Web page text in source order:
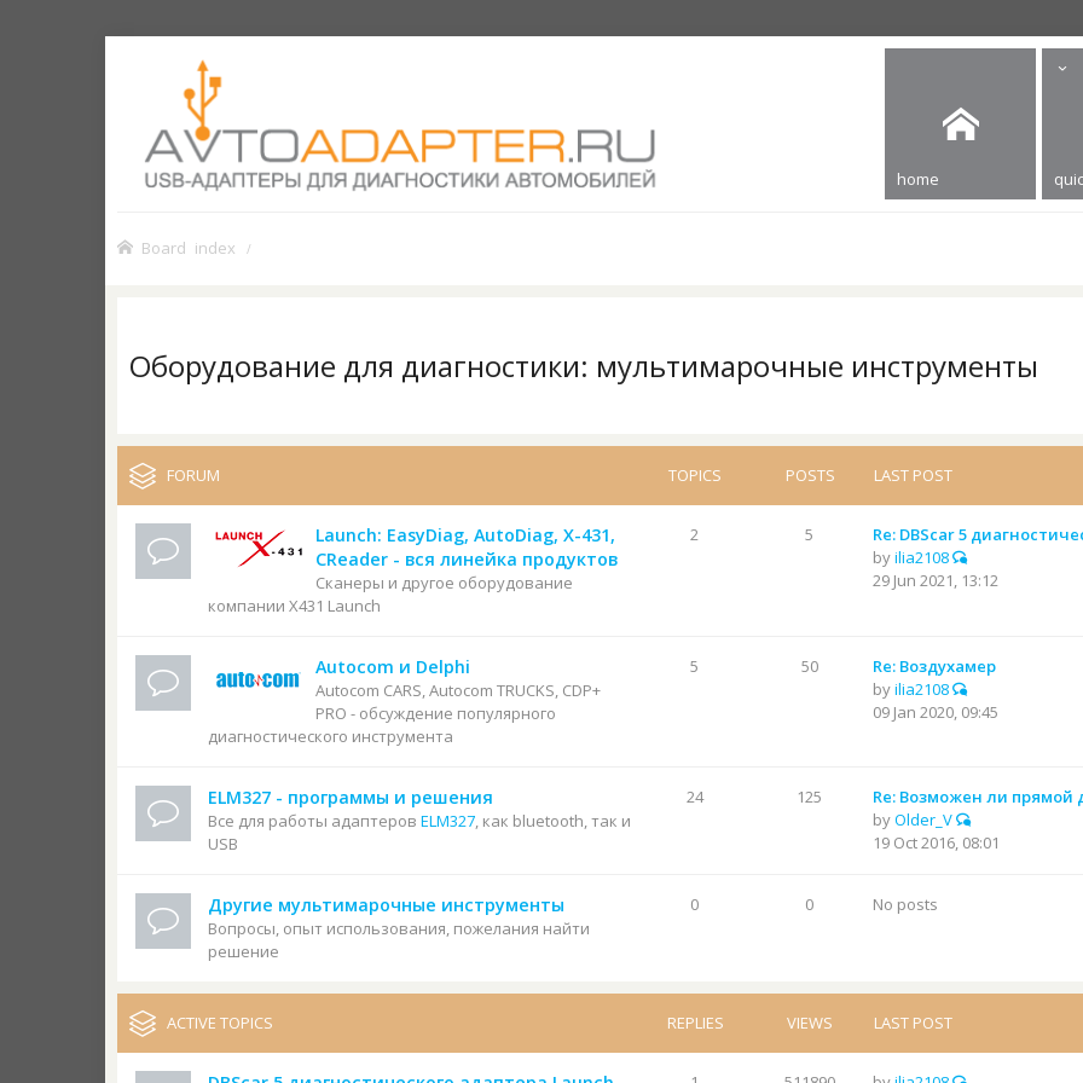
home
Board index
Оборудование для диагностики: мультимарочные инструменты
FORUM TOPICS POSTS LAST POST
Launch: EasyDiag, AutoDiag, X-431,
CReader - вся линейка продуктов
Сканеры и другое оборудование
компании X431 Launch
2 5
Re: DBScar 5
byilia2108
29 Jun 2021, 13:12
Autocom и Delphi
Autocom CARS, Autocom TRUCKS, CDP+
PRO - обсуждение популярного
диагностического инструмента
5 50
Re: Воздухамер
byilia2108
09 Jan 2020, 09:45
ELM327 - программы и решения
Все для работы адаптеров ELM327, как bluetooth, так и
USB
24 125
Re: Возможен ли прямой
byOlder_V
19 Oct 2016, 08:01
Другие мультимарочные инструменты
Вопросы, опыт использования, пожелания найти
решение
0 0 No posts
ACTIVE TOPICS REPLIES VIEWS LAST POST